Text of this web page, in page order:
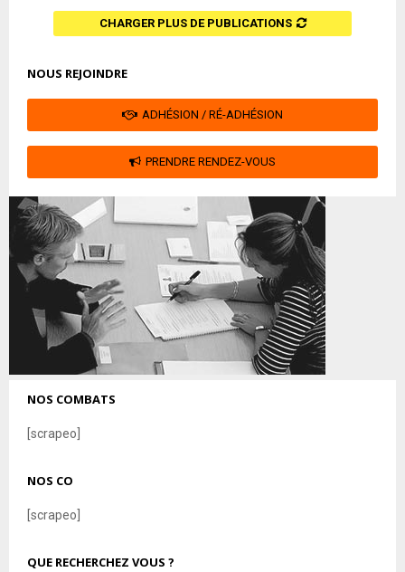
CHARGER PLUS DE PUBLICATIONS
NOUS REJOINDRE
ADHÉSION / RÉ-ADHÉSION
PRENDRE RENDEZ-VOUS
NOS COMBATS
[scrapeo]
NOS CO
[scrapeo]
QUE RECHERCHEZ VOUS ?